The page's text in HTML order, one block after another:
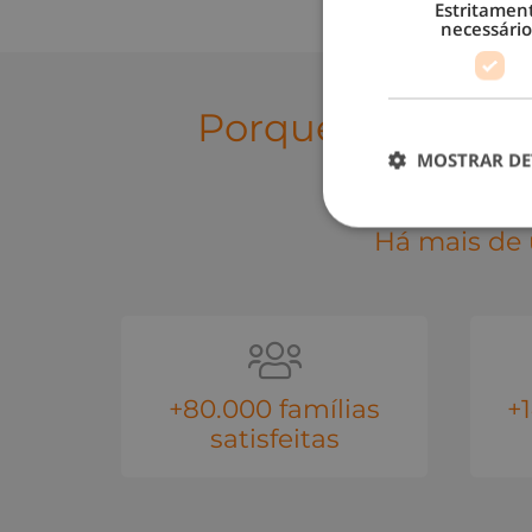
Porque optar pelo
Há mais
+80.000 famílias
satisfeitas
MOSTRAR